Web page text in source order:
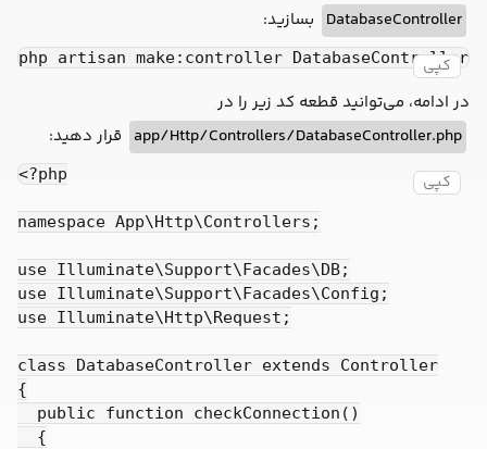
DatabaseController بسازید:
کپی
php artisan make:controller DatabaseController
در ادامه، می‌توانید قطعه کد زیر را در
app/Http/Controllers/DatabaseController.php قرار دهید:
کپی <?php
namespace App\Http\Controllers;
use Illuminate\Support\Facades\DB;
use Illuminate\Support\Facades\Config;
use Illuminate\Http\Request;
class DatabaseController extends Controller
{
  public function checkConnection()
  {